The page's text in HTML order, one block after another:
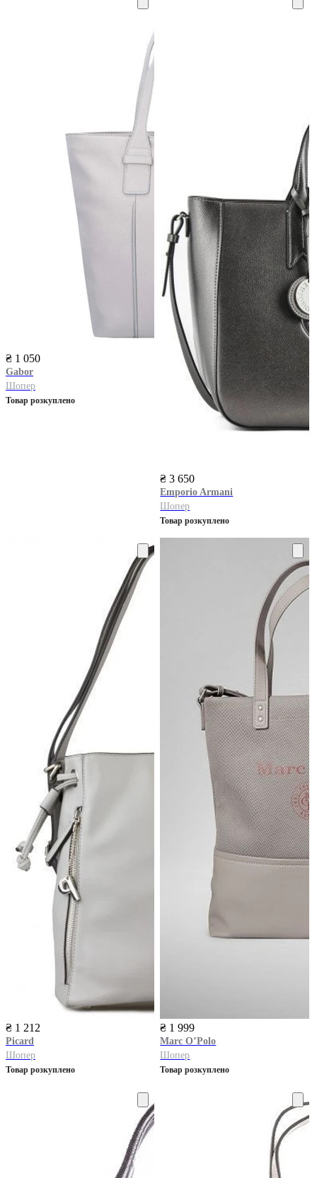
₴ 1 050
Gabor
Шопер
Товар розкуплено
₴ 3 650
Emporio Armani
Шопер
Товар розкуплено
₴ 1 212
Picard
Шопер
Товар розкуплено
₴ 1 999
Marc O’Polo
Шопер
Товар розкуплено